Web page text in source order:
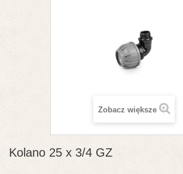
Zobacz większe
Kolano 25 x 3/4 GZ